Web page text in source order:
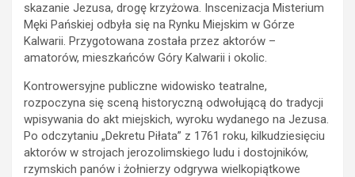
skazanie Jezusa, drogę krzyżowa. Inscenizacja Misterium
Męki Pańskiej odbyła się na Rynku Miejskim w Górze
Kalwarii. Przygotowana została przez aktorów –
amatorów, mieszkańców Góry Kalwarii i okolic.
Kontrowersyjne publiczne widowisko teatralne,
rozpoczyna się sceną historyczną odwołującą do tradycji
wpisywania do akt miejskich, wyroku wydanego na Jezusa.
Po odczytaniu „Dekretu Piłata” z 1761 roku, kilkudziesięciu
aktorów w strojach jerozolimskiego ludu i dostojników,
rzymskich panów i żołnierzy odgrywa wielkopiątkowe